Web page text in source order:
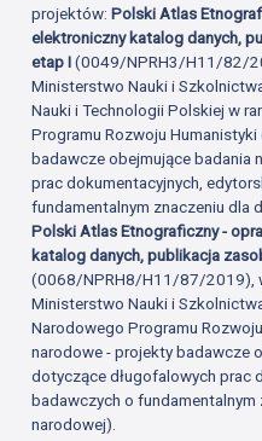
projektów:Polski Atlas
elektroniczny katalog danych,
etap I(0049/NPRH3/H11/82/
Ministerstwo Nauki i
Nauki i Technologii Polskiej w
Programu Rozwoju
badawcze obejmujące badania
prac dokumentacyjnych,
fundamentalnym znaczeniu dla
Polski Atlas Etnograficzny -
katalog danych, publikacja
(0068/NPRH8/H11/87/2019),
Ministerstwo Nauki i
Narodowego Programu
narodowe - projekty badawcze
dotyczące długofalowych prac
badawczych o
narodowej).